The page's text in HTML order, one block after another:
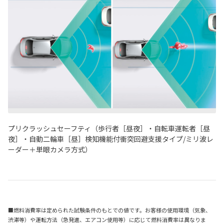
プリクラッシュセーフティ（歩行者［昼夜］・自転車運転者［昼
夜］・自動二輪車［昼］検知機能付衝突回避支援タイプ/ミリ波レ
ーダー＋単眼カメラ方式）
■燃料消費率は定められた試験条件のもとでの値です。お客様の使用環境（気象、
渋滞等）や運転方法（急発進、エアコン使用等）に応じて燃料消費率は異なりま